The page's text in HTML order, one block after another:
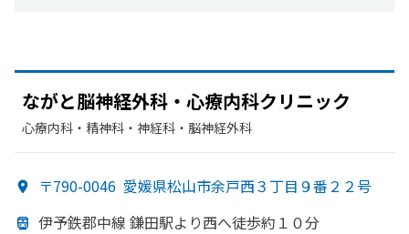
ながと脳神経外科・心療内科クリニック
心療内科・​精神科・神経科・​脳神経外科
〒790-0046 愛媛県松山市余戸西３丁目９番２２号
伊予鉄郡中線 鎌田駅より西へ徒歩約１０分